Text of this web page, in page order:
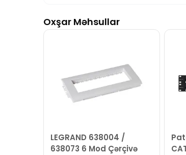
LEGRAND Dirsək T DLP-S
Seçim etməkdə məsləhətə
LEGRAND Dirsək T DLP-S
İş saatlarından kənar vaxtlarda
Oxşar Məhsullar
LEGRAND 638004 /
638073 6 Mod Çərçivə